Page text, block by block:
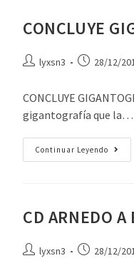
CONCLUYE
lyxsn3 28/12/
CONCLUYE
gigantografía que la…
Continuar Leyendo
CD ARNEDO
lyxsn3 28/12/